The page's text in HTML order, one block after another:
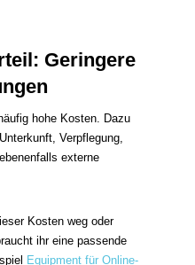
Geringere
hohe Kosten. Dazu
Verpflegung,
externe
Kosten weg oder
ihr eine passende
Equipment für Online-